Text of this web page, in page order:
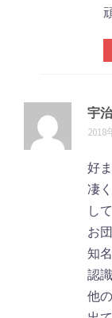
宇
2018
好
凄
し
お
知
認
他